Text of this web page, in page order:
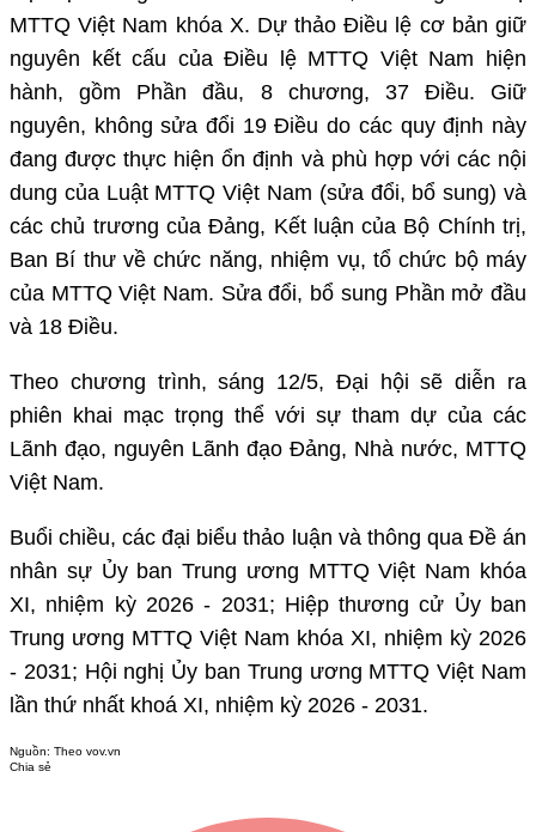
MTTQ Việt Nam khóa X. Dự thảo Điều lệ cơ bản giữ
nguyên kết cấu của Điều lệ MTTQ Việt Nam hiện
hành, gồm Phần đầu, 8 chương, 37 Điều. Giữ
nguyên, không sửa đổi 19 Điều do các quy định này
đang được thực hiện ổn định và phù hợp với các nội
dung của Luật MTTQ Việt Nam (sửa đổi, bổ sung) và
các chủ trương của Đảng, Kết luận của Bộ Chính trị,
Ban Bí thư về chức năng, nhiệm vụ, tổ chức bộ máy
của MTTQ Việt Nam. Sửa đổi, bổ sung Phần mở đầu
và 18 Điều.
Theo chương trình, sáng 12/5, Đại hội sẽ diễn ra
phiên khai mạc trọng thể với sự tham dự của các
Lãnh đạo, nguyên Lãnh đạo Đảng, Nhà nước, MTTQ
Việt Nam.
Buổi chiều, các đại biểu thảo luận và thông qua Đề án
nhân sự Ủy ban Trung ương MTTQ Việt Nam khóa
XI, nhiệm kỳ 2026 - 2031; Hiệp thương cử Ủy ban
Trung ương MTTQ Việt Nam khóa XI, nhiệm kỳ 2026
- 2031; Hội nghị Ủy ban Trung ương MTTQ Việt Nam
lần thứ nhất khoá XI, nhiệm kỳ 2026 - 2031.
Nguồn: Theo vov.vn
Chia sẻ